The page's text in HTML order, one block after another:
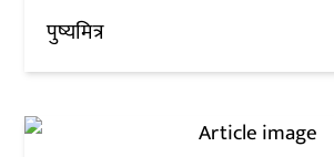
पुष्यमित्र